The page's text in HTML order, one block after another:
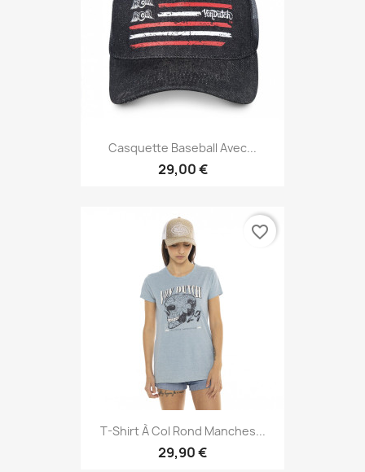
Casquette Baseball Avec...
29,00 €
T-Shirt À Col Rond Manches...
29,90 €
favorite_border